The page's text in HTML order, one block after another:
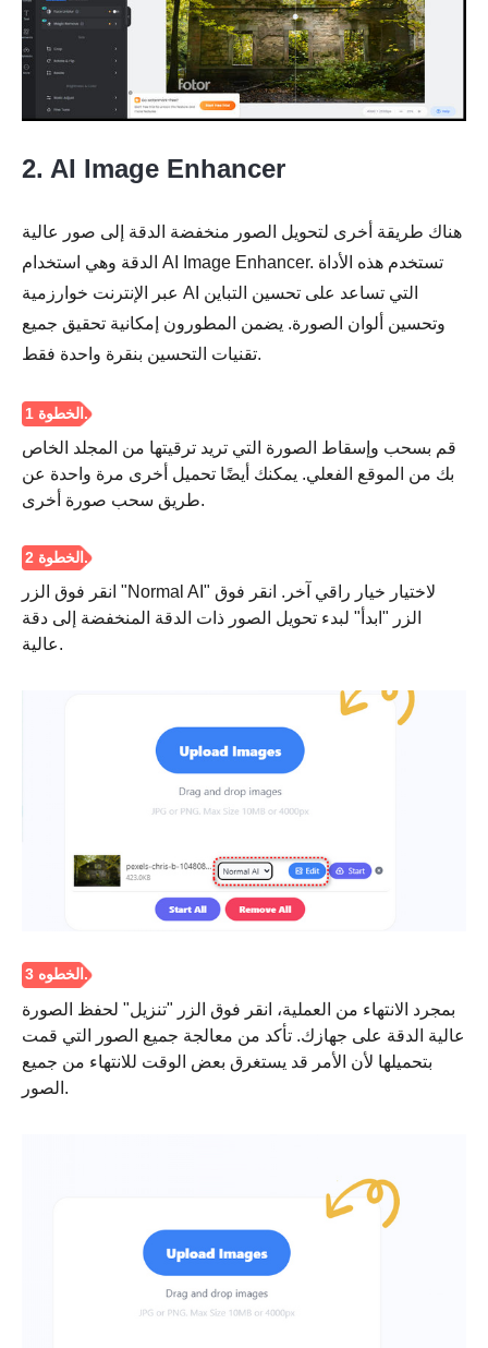
الخطوة 1.
الخطوه 3.
2. AI Image Enhancer
هناك طريقة أخرى لتحويل الصور منخفضة الدقة إلى صور عالية
الدقة وهي استخدام AI Image Enhancer. تستخدم هذه الأداة
عبر الإنترنت خوارزمية AI التي تساعد على تحسين التباين
وتحسين ألوان الصورة. يضمن المطورون إمكانية تحقيق جميع
تقنيات التحسين بنقرة واحدة فقط.
قم بسحب وإسقاط الصورة التي تريد ترقيتها من المجلد الخاص
بك من الموقع الفعلي. يمكنك أيضًا تحميل أخرى مرة واحدة عن
طريق سحب صورة أخرى.
انقر فوق الزر "Normal AI" لاختيار خيار راقي آخر. انقر فوق
الزر "ابدأ" لبدء تحويل الصور ذات الدقة المنخفضة إلى دقة
عالية.
بمجرد الانتهاء من العملية، انقر فوق الزر "تنزيل" لحفظ الصورة
عالية الدقة على جهازك. تأكد من معالجة جميع الصور التي قمت
بتحميلها لأن الأمر قد يستغرق بعض الوقت للانتهاء من جميع
الصور.